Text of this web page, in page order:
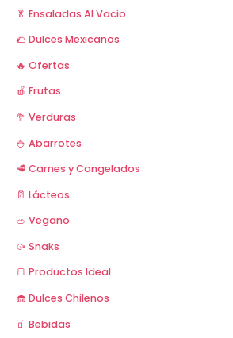
p
🥬 Ensaladas Al Vacio
🌮 Dulces Mexicanos
🔥 Ofertas
🍎 Frutas
🥦 Verduras
🍚 Abarrotes
🥩 Carnes y Congelados
🥛 Lácteos
🥗 Vegano
🥠 Snaks
🍞 Productos Ideal
🧁 Dulces Chilenos
🧃 Bebidas